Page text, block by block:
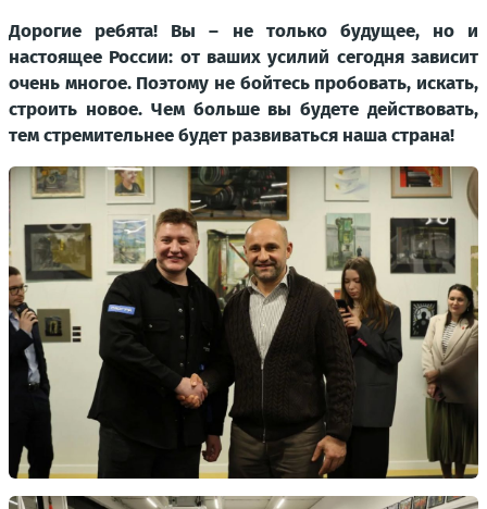
Дорогие ребята! Вы – не только будущее, но и
настоящее России: от ваших усилий сегодня зависит
очень многое. Поэтому не бойтесь пробовать, искать,
строить новое. Чем больше вы будете действовать,
тем стремительнее будет развиваться наша страна!